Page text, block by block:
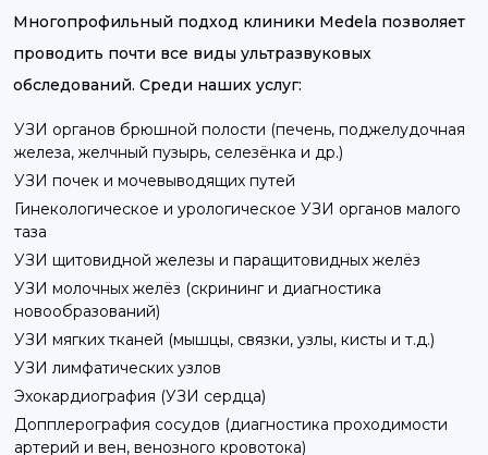
Многопрофильный подход клиники Medela позволяет
проводить почти все виды ультразвуковых
обследований. Среди наших услуг:
УЗИ органов брюшной полости (печень, поджелудочная
железа, желчный пузырь, селезёнка и др.)
УЗИ почек и мочевыводящих путей
Гинекологическое и урологическое УЗИ органов малого
таза
УЗИ щитовидной железы и паращитовидных желёз
УЗИ молочных желёз (скрининг и диагностика
новообразований)
УЗИ мягких тканей (мышцы, связки, узлы, кисты и т.д.)
УЗИ лимфатических узлов
Эхокардиография (УЗИ сердца)
Допплерография сосудов (диагностика проходимости
артерий и вен, венозного кровотока)